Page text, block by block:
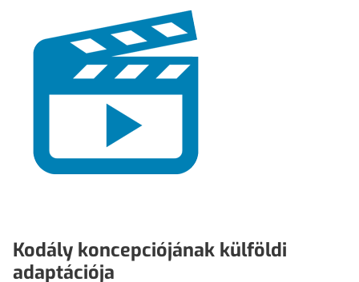
Kodály koncepciójának külföldi
adaptációja